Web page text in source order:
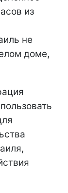
из
не
доме,